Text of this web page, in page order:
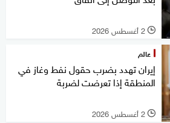
l 2 أغسطس 2026
عالم
إيران تهدد بضرب حقول نفط وغاز في
المنطقة إذا تعرضت لضربة
l 2 أغسطس 2026